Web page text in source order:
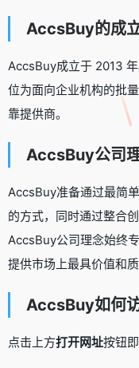
AccsBuy的成
AccsBuy成立于 2013
位为面向企业机构的批
靠提供商。
AccsBuy公司
AccsBuy准备通过最简
的方式，同时通过整合
AccsBuy公司理念始终
提供市场上最具价值和
AccsBuy如何访
点击上方打开网址按钮即